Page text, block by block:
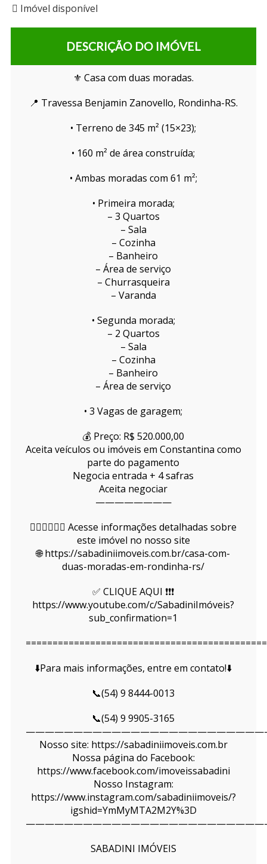
Imóvel disponível
DESCRIÇÃO DO IMÓVEL
⚜️ Casa com duas moradas.
📍 Travessa Benjamin Zanovello, Rondinha-RS.
• Terreno de 345 m² (15×23);
• 160 m² de área construída;
• Ambas moradas com 61 m²;
• Primeira morada;
– 3 Quartos
– Sala
– Cozinha
– Banheiro
– Área de serviço
– Churrasqueira
– Varanda
• Segunda morada;
– 2 Quartos
– Sala
– Cozinha
– Banheiro
– Área de serviço
• 3 Vagas de garagem;
💰 Preço: R$ 520.000,00
Aceita veículos ou imóveis em Constantina como
parte do pagamento
Negocia entrada + 4 safras
Aceita negociar
————————
👇🏻👇🏻👇🏻 Acesse informações detalhadas sobre
este imóvel no nosso site
🌐 https://sabadiniimoveis.com.br/casa-com-
duas-moradas-em-rondinha-rs/
✅ CLIQUE AQUI ❗❗❗
https://www.youtube.com/c/SabadiniImóveis?
sub_confirmation=1
⬇️Para mais informações, entre em contato!⬇️
📞(54) 9 8444-0013
📞(54) 9 9905-3165
Nosso site: https://sabadiniimoveis.com.br
Nossa página do Facebook:
https://www.facebook.com/imoveissabadini
Nosso Instagram:
https://www.instagram.com/sabadiniimoveis/?
igshid=YmMyMTA2M2Y%3D
SABADINI IMÓVEIS